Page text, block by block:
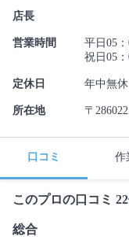
店長
営業時間
平日05
祝日05
定休日 年中無
所在地 〒
口コミ 作
このプロの口コミ
総合